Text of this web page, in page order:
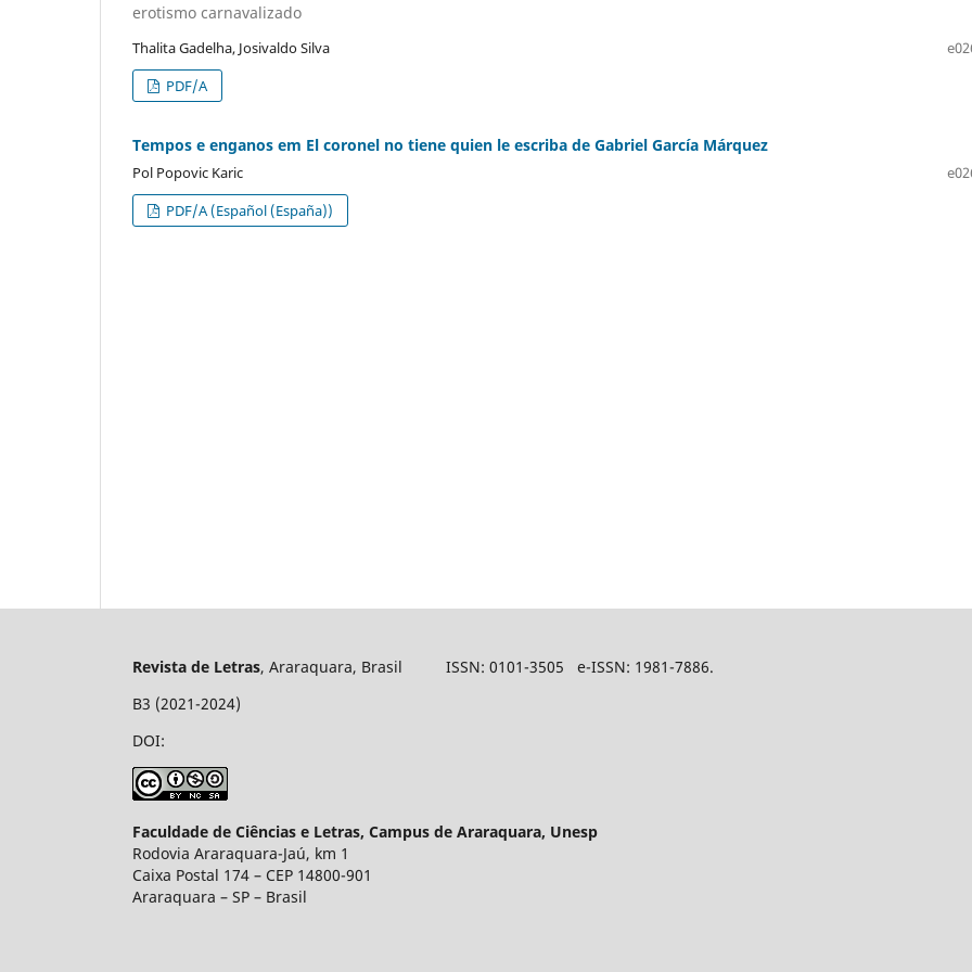
erotismo carnavalizado
Thalita Gadelha, Josivaldo Silva
PDF/A
Tempos e enganos em El coronel no tiene quien le escriba de Gabriel García Márquez
Pol Popovic Karic
PDF/A (Español (España))
Revista de Letras, Araraquara, Brasil ISSN: 0101-3505 e-ISSN: 1981-7886.
B3 (2021-2024)
DOI:
Faculdade de Ciências e Letras, Campus de Araraquara, Unesp
Rodovia Araraquara-Jaú, km 1
Caixa Postal 174 – CEP 14800-901
Araraquara – SP – Brasil